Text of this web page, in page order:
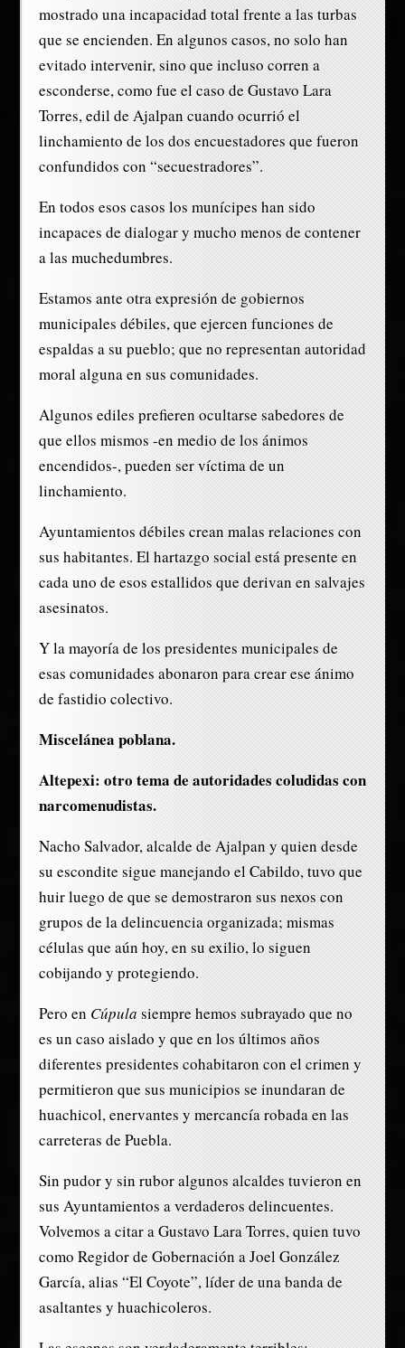
mostrado una incapacidad total frente a las turbas
que se encienden. En algunos casos, no solo han
evitado intervenir, sino que incluso corren a
esconderse, como fue el caso de Gustavo Lara
Torres, edil de Ajalpan cuando ocurrió el
linchamiento de los dos encuestadores que fueron
confundidos con “secuestradores”.
En todos esos casos los munícipes han sido
incapaces de dialogar y mucho menos de contener
a las muchedumbres.
Estamos ante otra expresión de gobiernos
municipales débiles, que ejercen funciones de
espaldas a su pueblo; que no representan autoridad
moral alguna en sus comunidades.
Algunos ediles prefieren ocultarse sabedores de
que ellos mismos -en medio de los ánimos
encendidos-, pueden ser víctima de un
linchamiento.
Ayuntamientos débiles crean malas relaciones con
sus habitantes. El hartazgo social está presente en
cada uno de esos estallidos que derivan en salvajes
asesinatos.
Y la mayoría de los presidentes municipales de
esas comunidades abonaron para crear ese ánimo
de fastidio colectivo.
Miscelánea poblana.
Altepexi: otro tema de autoridades coludidas con
narcomenudistas.
Nacho Salvador, alcalde de Ajalpan y quien desde
su escondite sigue manejando el Cabildo, tuvo que
huir luego de que se demostraron sus nexos con
grupos de la delincuencia organizada; mismas
células que aún hoy, en su exilio, lo siguen
cobijando y protegiendo.
Pero en Cúpula siempre hemos subrayado que no
es un caso aislado y que en los últimos años
diferentes presidentes cohabitaron con el crimen y
permitieron que sus municipios se inundaran de
huachicol, enervantes y mercancía robada en las
carreteras de Puebla.
Sin pudor y sin rubor algunos alcaldes tuvieron en
sus Ayuntamientos a verdaderos delincuentes.
Volvemos a citar a Gustavo Lara Torres, quien tuvo
como Regidor de Gobernación a Joel González
García, alias “El Coyote”, líder de una banda de
asaltantes y huachicoleros.